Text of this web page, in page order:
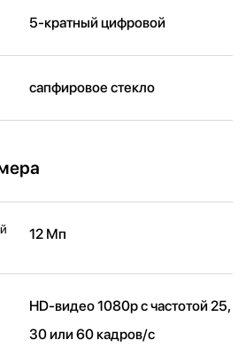
5-кратный цифровой
сапфировое стекло
12 Мп
HD-видео 1080p с частотой 25,
30 или 60 кадров/ с